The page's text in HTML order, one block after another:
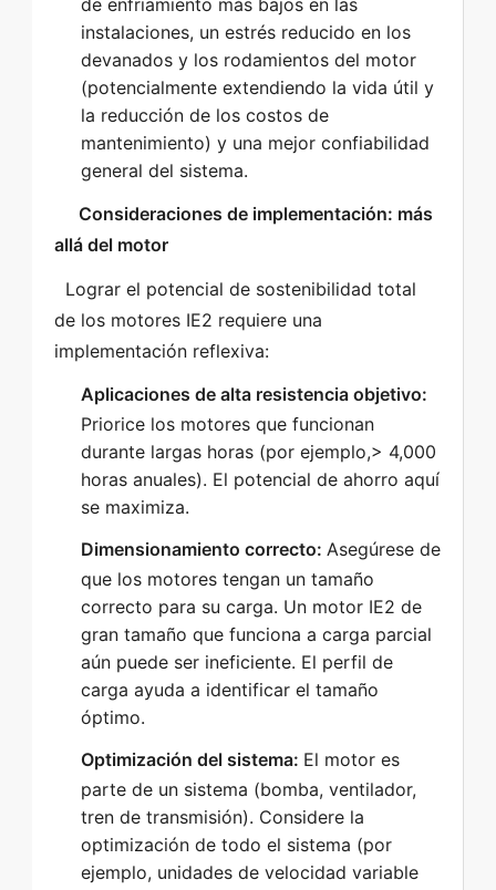
instalaciones, un estrés reducido en los
devanados y los rodamientos del motor
(potencialmente extendiendo la vida útil y
la reducción de los costos de
mantenimiento) y una mejor confiabilidad
general del sistema.
   Consideraciones de implementación: más
allá del motor
de los motores IE2 requiere una
implementación reflexiva:
Aplicaciones de alta resistencia objetivo:
Priorice los motores que funcionan
durante largas horas (por ejemplo,> 4,000
horas anuales). El potencial de ahorro aquí
se maximiza.
Dimensionamiento correcto: Asegúrese de
que los motores tengan un tamaño
correcto para su carga. Un motor IE2 de
gran tamaño que funciona a carga parcial
aún puede ser ineficiente. El perfil de
carga ayuda a identificar el tamaño
óptimo.
Optimización del sistema: El motor es
parte de un sistema (bomba, ventilador,
tren de transmisión). Considere la
optimización de todo el sistema (por
ejemplo, unidades de velocidad variable